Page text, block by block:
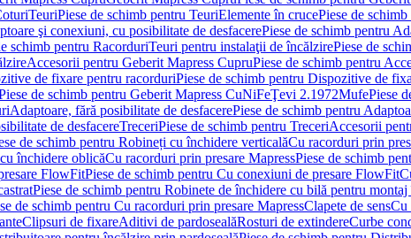
TeuriPiese de schimb pentru TeuriElemente în crucePiese de
şi conexiuni, cu posibilitate de desfacerePiese de schimb pentru
schimb pentru RacorduriTeuri pentru instalaţii de încălzirePiese de
Accesorii pentru Geberit Mapress CupruPiese de schimb pentru
de fixare pentru racorduriPiese de schimb pentru Dispozitive de
de schimb pentru Geberit Mapress CuNiFeŢevi 2.1972MufePiese
Adaptoare, fără posibilitate de desfacerePiese de schimb pentru
de desfacereTreceriPiese de schimb pentru TreceriAccesorii
de schimb pentru Robineți cu închidere verticalăCu racorduri prin
închidere oblicăCu racorduri prin presare MapressPiese de schimb
FlowFitPiese de schimb pentru Cu conexiuni de presare FlowFit
Piese de schimb pentru Robinete de închidere cu bilă pentru montaj
de schimb pentru Cu racorduri prin presare MapressClapete de sensCu
Clipsuri de fixareAditivi de pardosealăRosturi de extindereCurbe